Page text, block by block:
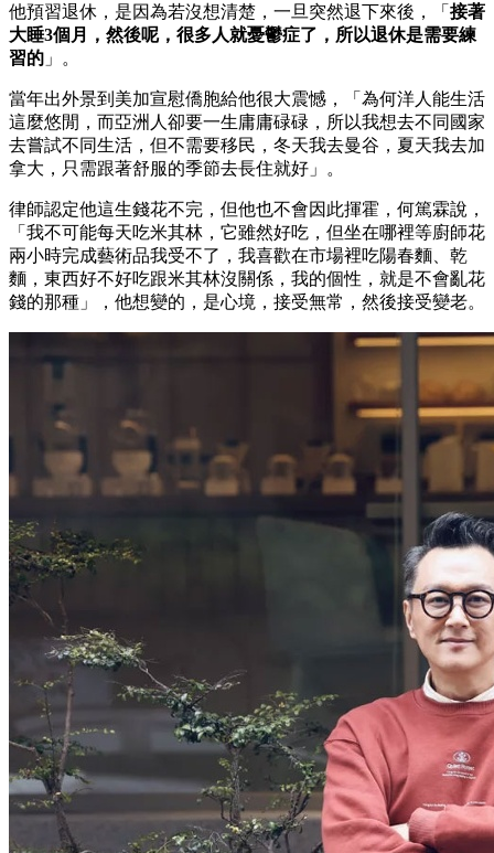
他預習退休，是因為若沒想清楚，一旦突然退下來後，「 接著
大睡3個月，然後呢，很多人就憂鬱症了，所以退休是需要練
習的 」。
當年出外景到美加宣慰僑胞給他很大震憾，「為何洋人能生活
這麼悠閒，而亞洲人卻要一生庸庸碌碌，所以我想去不同國家
去嘗試不同生活，但不需要移民，冬天我去曼谷，夏天我去加
拿大，只需跟著舒服的季節去長住就好」。
律師認定他這生錢花不完，但他也不會因此揮霍，何篤霖說，
「我不可能每天吃米其林，它雖然好吃，但坐在哪裡等廚師花
兩小時完成藝術品我受不了，我喜歡在市場裡吃陽春麵、乾
麵，東西好不好吃跟米其林沒關係，我的個性，就是不會亂花
錢的那種」，他想變的，是心境，接受無常，然後接受變老。